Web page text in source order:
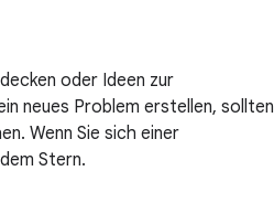
oder Ideen zur
neues Problem erstellen, sollten
Wenn Sie sich einer
Stern.